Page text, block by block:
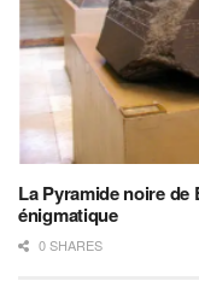
La Pyramide noire de
énigmatique
0 SHARES